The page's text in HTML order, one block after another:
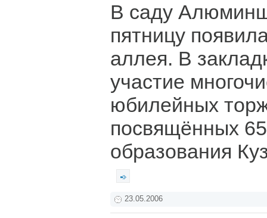
В саду
пятницу
аллея. В
участие
юбилейных
посвящённых
образования
23.05.2006